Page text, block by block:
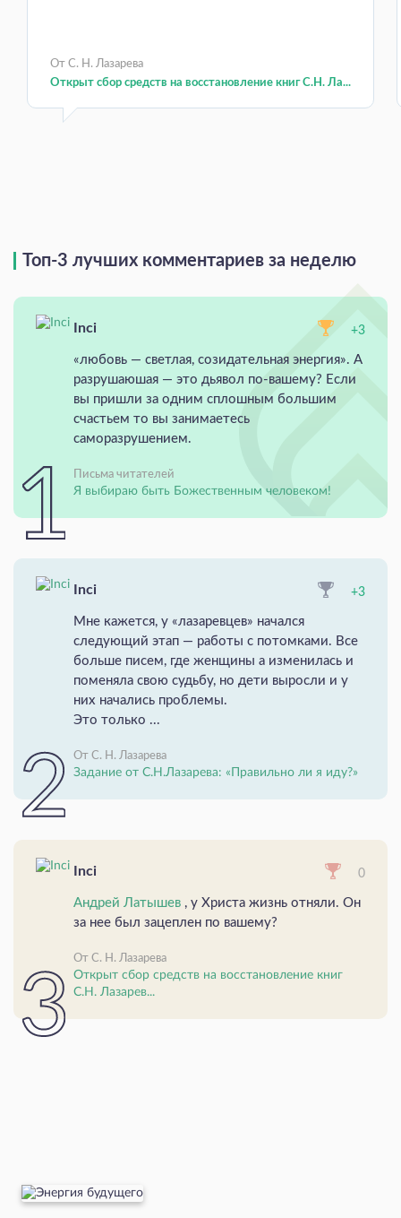
От С. Н. Лазарева
Открыт сбор средств на восстановление книг С.Н. Ла...
Топ-3 лучших комментариев за неделю
Inci +3
«любовь — светлая, созидательная энергия». А
разрушаюшая — это дьявол по-вашему? Если
вы пришли за одним сплошным большим
счастьем то вы занимаетесь
саморазрушением.
Письма читателей
Я выбираю быть Божественным человеком!
Inci +3
Мне кажется, у «лазаревцев» начался
следующий этап — работы с потомками. Все
больше писем, где женщины а изменилась и
поменяла свою судьбу, но дети выросли и у
них начались проблемы.
Это только ...
От С. Н. Лазарева
Задание от С.Н.Лазарева: «Правильно ли я иду?»
Inci 0
Андрей Латышев , у Христа жизнь отняли. Он
за нее был зацеплен по вашему?
От С. Н. Лазарева
Открыт сбор средств на восстановление книг
С.Н. Лазарев...